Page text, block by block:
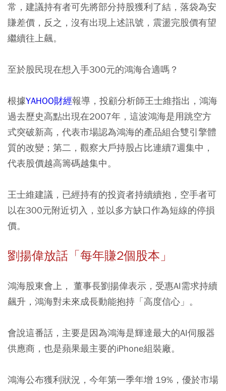
常，建議持有者可先將部分持股獲利了結，落袋為安
賺差價，反之，沒有出現上述訊號，震盪完股價有望
繼續往上飆。
至於股民現在想入手300元的鴻海合適嗎？
根據YAHOO財經報導，投顧分析師王士維指出，鴻海
過去歷史高點出現在2007年，這波鴻海是用跳空方
式突破新高，代表市場認為鴻海的產品組合雙引擎體
質的改變；第二，觀察大戶持股占比連續7週集中，
代表股價越高籌碼越集中。
王士維建議，已經持有的投資者持續續抱，空手者可
以在300元附近切入，並以多方缺口作為短線的停損
價。
劉揚偉放話「每年賺2個股本」
鴻海股東會上， 董事長劉揚偉表示，受惠AI需求持續
飆升，鴻海對未來成長動能抱持「高度信心」。
會說這番話，主要是因為鴻海是輝達最大的AI伺服器
供應商，也是蘋果最主要的iPhone組裝廠。
鴻海公布獲利狀況，今年第一季年增 19%，優於市場